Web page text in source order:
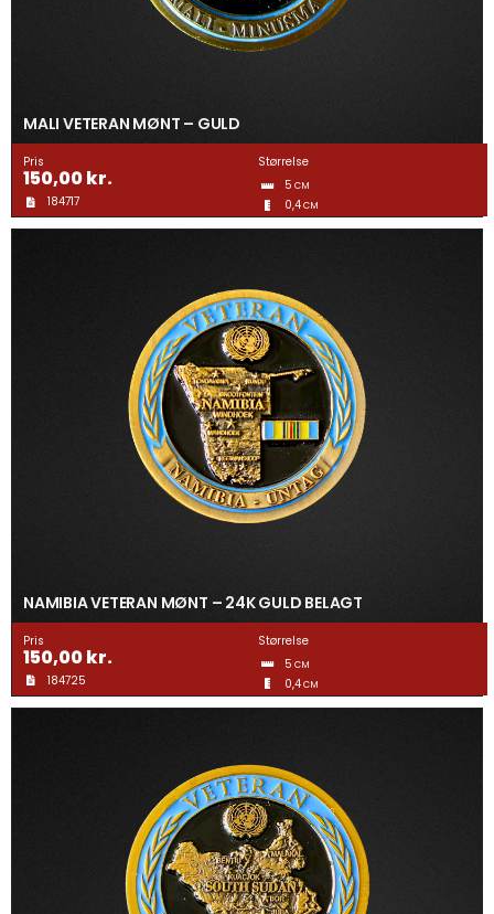
MALI VETERAN MØNT – GULD
Pris
150,00kr.
184717
Størrelse
5 CM
0,4CM
NAMIBIA VETERAN MØNT – 24K GULD BELAGT
Pris
150,00kr.
184725
Størrelse
5 CM
0,4CM